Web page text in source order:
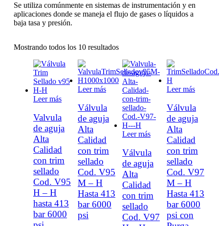
Se utiliza comúnmente en sistemas de instrumentación y en
aplicaciones donde se maneja el flujo de gases o líquidos a
baja tasa y presión.
Mostrando todos los 10 resultados
Leer más
Valvula
de aguja
Alta
Calidad
con trim
sellado
Cod. V95
H – H
hasta 413
bar 6000
Leer más
Válvula
de aguja
Alta
Calidad
con trim
sellado
Cod. V95
M – H
Hasta 413
bar 6000
psi
Leer más
Válvula
de aguja
Alta
Calidad
con trim
sellado
Cod. V97
Leer más
Válvula
de aguja
Alta
Calidad
con trim
sellado
Cod. V97
M – H
Hasta 413
bar 6000
psi con